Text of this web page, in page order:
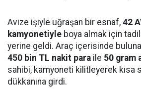
Avize işiyle uğraşan bir esnaf, 42
kamyonetiyle boya almak için
yerine geldi. Araç içerisinde
450 bin TL nakit para ile 50 gram
sahibi, kamyoneti kilitleyerek kısa
dükkanına girdi.